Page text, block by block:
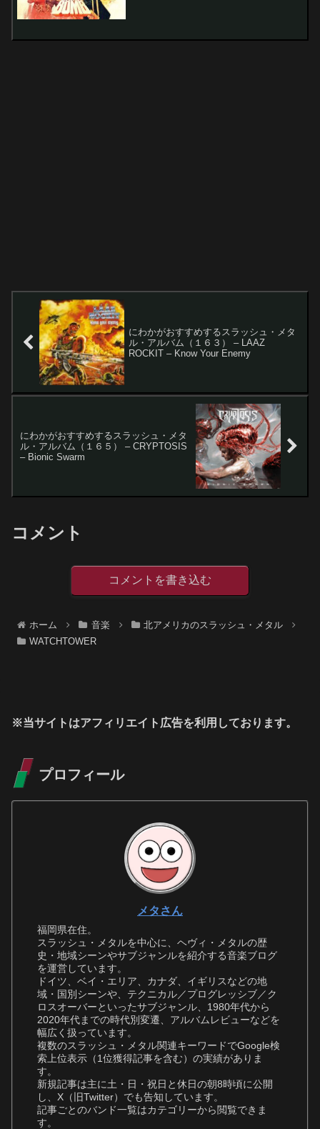
にわかがおすすめするスラッシュ・メタ
ル・アルバム（１６３） – LAAZ
ROCKIT – Know Your Enemy
にわかがおすすめするスラッシュ・メタ
ル・アルバム（１６５） – CRYPTOSIS
– Bionic Swarm
コメント
コメントを書き込む
ホーム 音楽
北アメリカのスラッシュ・メタル
WATCHTOWER
※当サイトはアフィリエイト広告を利用しております。
プロフィール
メタさん
福岡県在住。
スラッシュ・メタルを中心に、ヘヴィ・メタルの歴
史・地域シーンやサブジャンルを紹介する音楽ブログ
を運営しています。
ドイツ、ベイ・エリア、カナダ、イギリスなどの地
域・国別シーンや、テクニカル／プログレッシブ／ク
ロスオーバーといったサブジャンル、1980年代から
2020年代までの時代別変遷、アルバムレビューなどを
幅広く扱っています。
複数のスラッシュ・メタル関連キーワードでGoogle検
索上位表示（1位獲得記事を含む）の実績がありま
す。
新規記事は主に土・日・祝日と休日の朝8時頃に公開
し、X（旧Twitter）でも告知しています。
記事ごとのバンド一覧はカテゴリーから閲覧できま
す。